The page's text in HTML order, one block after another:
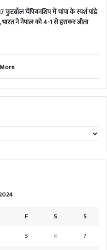
फुटबॉल चैंपियनशिप में चांपा के स्पर्श पांडे
भारत ने नेपाल को 4-1 से हराकर जीता
F S
S
5 6
7